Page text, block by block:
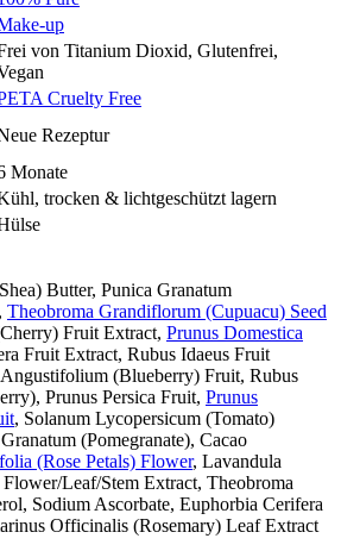
up
von Titanium Dioxid, Glutenfrei,
Cruelty Free
Rezeptur
Monate
trocken & lichtgeschützt lagern
Butter, Punica Granatum
Theobroma Grandiflorum (Cupuacu) Seed
Fruit Extract, Prunus Domestica
Fruit Extract, Rubus Idaeus Fruit
(Blueberry) Fruit, Rubus
Prunus Persica Fruit, Prunus
, Solanum Lycopersicum (Tomato)
(Pomegranate), Cacao
(Rose Petals) Flower, Lavandula
Leaf/Stem Extract, Theobroma
Sodium Ascorbate, Euphorbia Cerifera
Officinalis (Rosemary) Leaf Extract